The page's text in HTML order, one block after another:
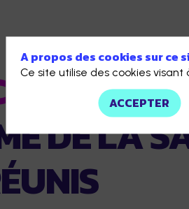
DE LA
A propos des cookies sur ce
Ce site utilise des cookies
ACCEPTER